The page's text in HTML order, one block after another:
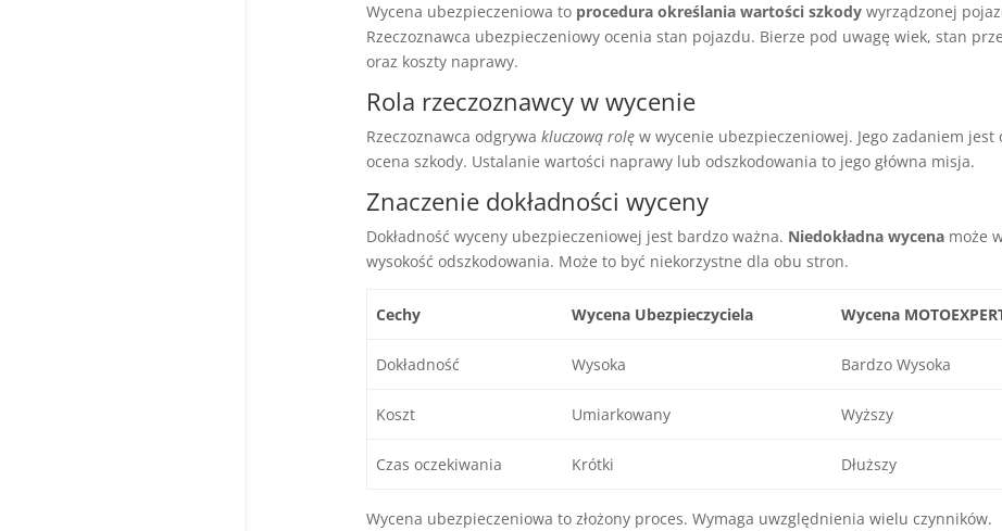
Wycena ubezpieczeniowa to procedura określania wartości szkodywyrządzonej
Rzeczoznawca ubezpieczeniowy ocenia stan pojazdu. Bierze pod uwagę wiek, stan
oraz koszty naprawy.
Rola rzeczoznawcy w wycenie
Rzeczoznawca odgrywa kluczową rolęw wycenie ubezpieczeniowej. Jego zadaniem jest
ocena szkody. Ustalanie wartości naprawy lub odszkodowania to jego główna misja.
Znaczenie dokładności wyceny
Dokładność wyceny ubezpieczeniowej jest bardzo ważna. Niedokładna wycenamoże
wysokość odszkodowania. Może to być niekorzystne dla obu stron.
Cechy Wycena Ubezpieczyciela Wycena
Dokładność Wysoka Bardzo Wysoka
Koszt Umiarkowany Wyższy
Czas oczekiwania Krótki Dłuższy
Wycena ubezpieczeniowa to złożony proces. Wymaga uwzględnienia wielu czynników.